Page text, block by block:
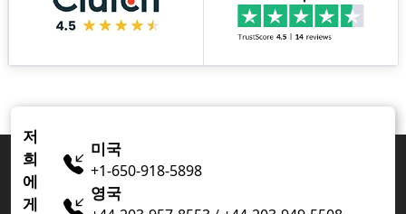
저
희
에
게
미국
+1-650-918-5898
영국